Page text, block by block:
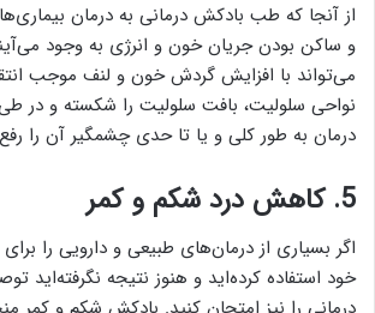
از آنجا که طب بادکش درمانی به درمان
و ساکن بودن جریان خون و انرژی به وجود
می‌تواند با افزایش گردش خون و لنف موجب
نواحی سلولیت، بافت سلولیت را شکسته و در
درمان به طور کلی و یا تا حدی چشمگیر آن را
5. کاهش درد شکم و کمر
اگر بسیاری از درمان‌های طبیعی و دارویی را
خود استفاده کرده‌اید و هنوز نتیجه نگرفته‌اید